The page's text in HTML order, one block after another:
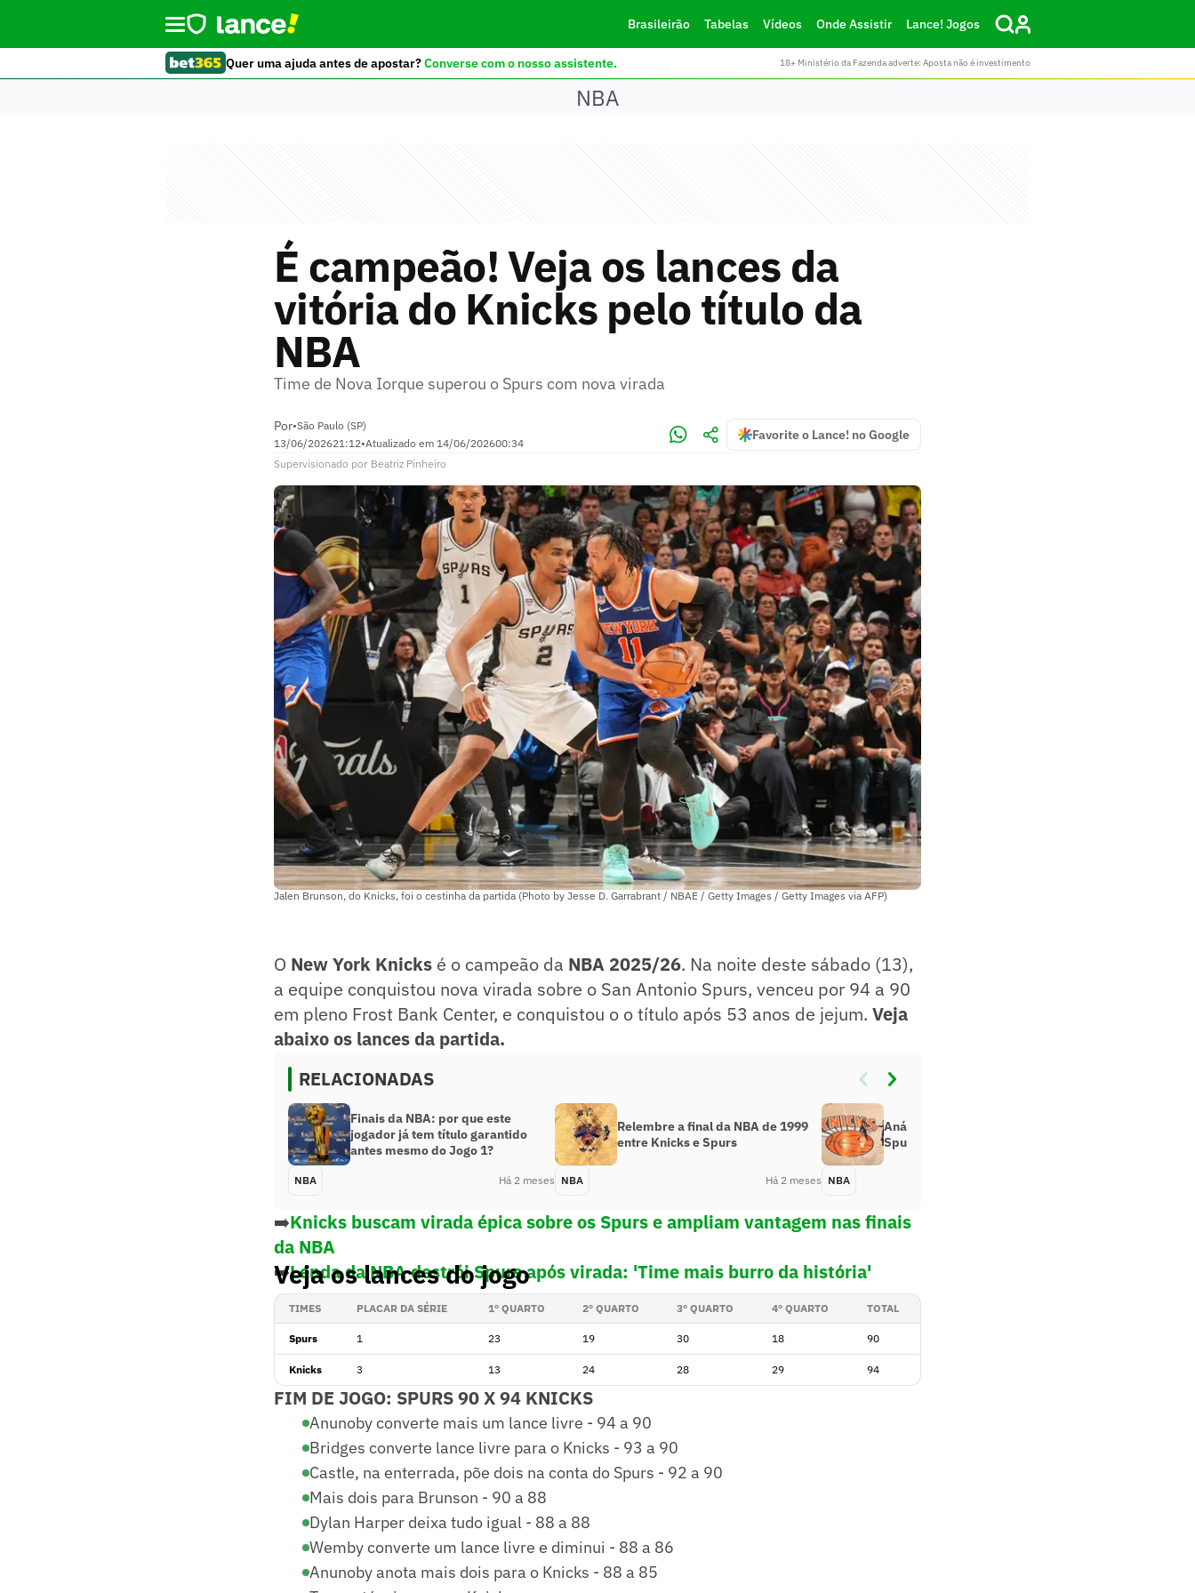
Brasileirão Tabelas Vídeos Onde Assistir Lance! Jogos
Quer uma ajuda antes de apostar?Converse com o nosso assistente. 18+ Ministério da Fazenda adverte: Aposta não é investimento
NBA
É campeão! Veja os lances da
vitória do Knicks pelo título da
NBA
Time de Nova Iorque superou o Spurs com nova virada
Por•São Paulo (SP)
13/06/202621:12•Atualizado em 14/06/202600:34
Favorite o Lance! no Google
Supervisionado por Beatriz Pinheiro
Jalen Brunson, do Knicks, foi o cestinha da partida (Photo by Jesse D. Garrabrant / NBAE / Getty Images / Getty Images via AFP)
O New York Knicks é o campeão da NBA 2025/26. Na noite deste sábado (13),
a equipe conquistou nova virada sobre o San Antonio Spurs, venceu por 94 a 90
em pleno Frost Bank Center, e conquistou o o título após 53 anos de jejum. Veja
abaixo os lances da partida.
RELACIONADAS
Finais da NBA: por que este
jogador já tem título garantido
antes mesmo do Jogo 1?
NBA Há 2 meses
Relembre a final da NBA de 1999
entre Knicks e Spurs
NBA Há 2 meses
Análise: O que está em jogo para
Spurs e Knicks nas Finais da NBA
NBA
➡️Knicks buscam virada épica sobre os Spurs e ampliam vantagem nas finais
da NBA
➡️Lenda da NBA destrói Spurs após virada: 'Time mais burro da história'
Veja os lances do jogo
TIMES PLACAR DA SÉRIE 1º QUARTO 2º QUARTO 3º QUARTO 4º QUARTO TOTAL
Spurs 1 23 19 30 18 90
Knicks 3 13 24 28 29 94
FIM DE JOGO: SPURS 90 X 94 KNICKS
Anunoby converte mais um lance livre - 94 a 90
Bridges converte lance livre para o Knicks - 93 a 90
Castle, na enterrada, põe dois na conta do Spurs - 92 a 90
Mais dois para Brunson - 90 a 88
Dylan Harper deixa tudo igual - 88 a 88
Wemby converte um lance livre e diminui - 88 a 86
Anunoby anota mais dois para o Knicks - 88 a 85